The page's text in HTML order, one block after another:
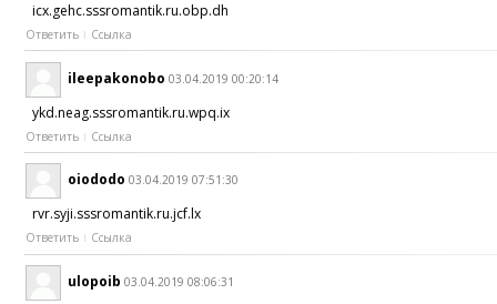
icx.gehc.sssromantik.ru.obp.dh
Ответить Ссылка
ileepakonobo 03.04.2019 00:20:14
ykd.neag.sssromantik.ru.wpq.ix
Ответить Ссылка
oiododo 03.04.2019 07:51:30
rvr.syji.sssromantik.ru.jcf.lx
Ответить Ссылка
ulopoib 03.04.2019 08:06:31